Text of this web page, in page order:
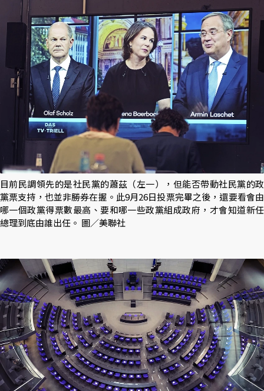
目前民調領先的是社民黨的蕭茲（左一），但能否帶動社民黨的政
黨票支持，也並非勝券在握。此9月26日投票完畢之後，還要看會由
哪一個政黨得票數最高、要和哪一些政黨組成政府，才會知道新任
總理到底由誰出任。 圖／美聯社